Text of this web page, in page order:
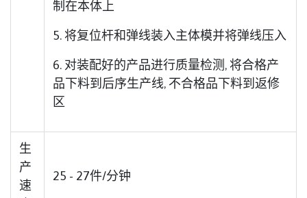
制在本体上
5. 将复位杆和弹线装入主体模并将弹线压入
6. 对装配好的产品进行质量检测, 将合格产
品下料到后序生产线, 不合格品下料到返修
区
生
产
速
25 - 27件/分钟